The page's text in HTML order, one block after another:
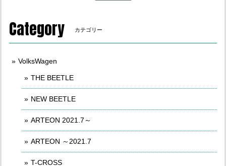
Category カテゴリー
VolksWagen
THE BEETLE
NEW BEETLE
ARTEON 2021.7～
ARTEON ～2021.7
T-CROSS